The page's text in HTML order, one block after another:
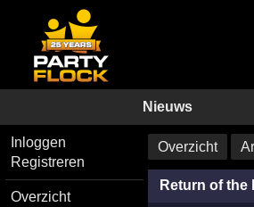
Nieuws
Inloggen
Registreren
Overzicht
Overzicht
Return of the